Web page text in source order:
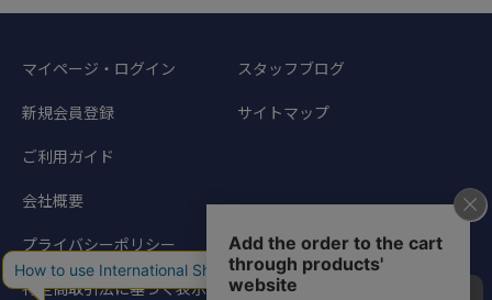
マイページ・ログイン
新規会員登録
ご利用ガイド
会社概要
プライバシーポリシー
特定商取引法に基づく表示
スタッフブログ
サイトマップ